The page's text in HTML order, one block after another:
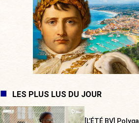
LES PLUS LUS DU JOUR
[L’ÉTÉ BV]